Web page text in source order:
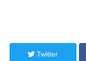
Twitter